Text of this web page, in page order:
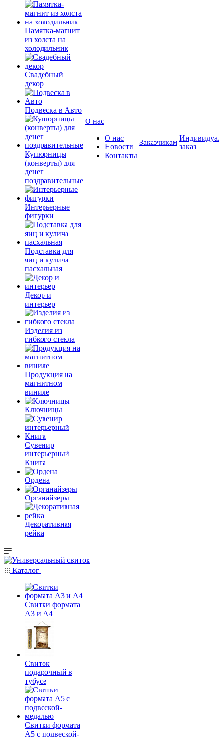
Памятка-магнит
из холста на
холодильник
Свадебный
декор
Подвеска в Авто
Купюрницы
(конверты) для
денег
поздравительные
Интерьерные
фигурки
Подставка для
яиц и кулича
пасхальная
Декор и
интерьер
Изделия из
гибкого стекла
Продукция на
магнитном
виниле
Ключницы
Сувенир
интерьерный
Книга
Ордена
Органайзеры
Декоративная
рейка
О нас
О нас
Новости
Контакты
Заказчикам
заказ
Каталог
Свитки формата
А3 и А4
Свиток
подарочный в
тубусе
Свитки формата
А5 с подвеской-